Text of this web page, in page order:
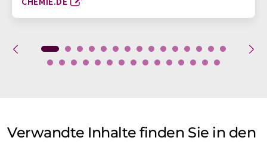
Verwandte Inhalte finden Sie in den